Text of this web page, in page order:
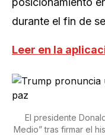
durante el fin de
Leer en la
El presidente
Medio” tras firmar el